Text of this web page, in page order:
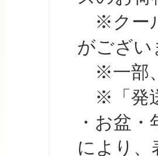
※クール
がござい
※一部、
※「発送
・お盆・
により、